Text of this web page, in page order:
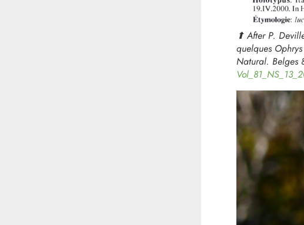
⬆︎ After P.
quelques Ophrys
Natural. Belges